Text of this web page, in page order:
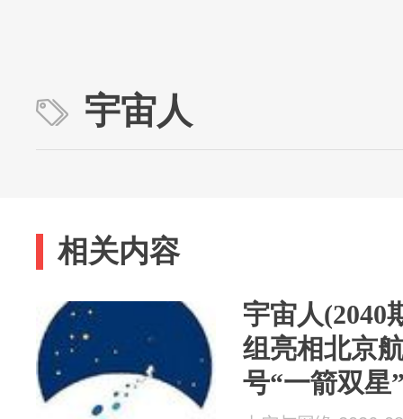
宇宙人
相关内容
宇宙人(2040
组亮相北京
号“一箭双星